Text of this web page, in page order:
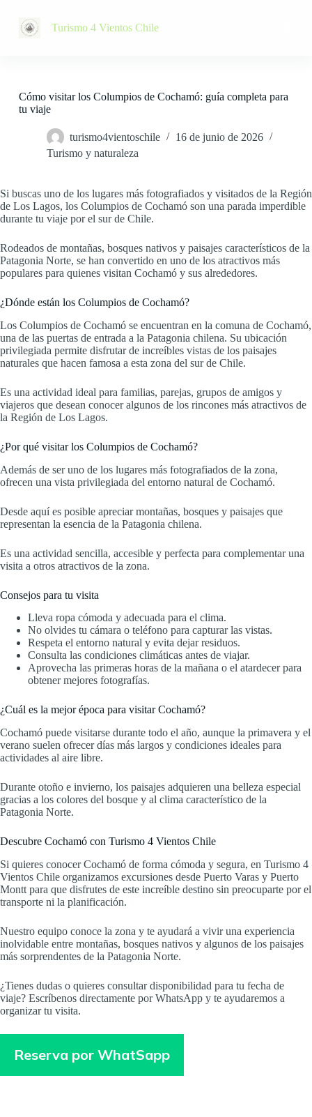
d
o
Turismo 4 Vientos Chile
Cómo visitar los Columpios de Cochamó: guía completa para
tu viaje
turismo4vientoschile
16 de junio de 2026
Turismo y naturaleza
Si buscas uno de los lugares más fotografiados y visitados de la Región
de Los Lagos, los Columpios de Cochamó son una parada imperdible
durante tu viaje por el sur de Chile.
Rodeados de montañas, bosques nativos y paisajes característicos de la
Patagonia Norte, se han convertido en uno de los atractivos más
populares para quienes visitan Cochamó y sus alrededores.
¿Dónde están los Columpios de Cochamó?
Los Columpios de Cochamó se encuentran en la comuna de Cochamó,
una de las puertas de entrada a la Patagonia chilena. Su ubicación
privilegiada permite disfrutar de increíbles vistas de los paisajes
naturales que hacen famosa a esta zona del sur de Chile.
Es una actividad ideal para familias, parejas, grupos de amigos y
viajeros que desean conocer algunos de los rincones más atractivos de
la Región de Los Lagos.
¿Por qué visitar los Columpios de Cochamó?
Además de ser uno de los lugares más fotografiados de la zona,
ofrecen una vista privilegiada del entorno natural de Cochamó.
Desde aquí es posible apreciar montañas, bosques y paisajes que
representan la esencia de la Patagonia chilena.
Es una actividad sencilla, accesible y perfecta para complementar una
visita a otros atractivos de la zona.
Consejos para tu visita
Lleva ropa cómoda y adecuada para el clima.
No olvides tu cámara o teléfono para capturar las vistas.
Respeta el entorno natural y evita dejar residuos.
Consulta las condiciones climáticas antes de viajar.
Aprovecha las primeras horas de la mañana o el atardecer para
obtener mejores fotografías.
¿Cuál es la mejor época para visitar Cochamó?
Cochamó puede visitarse durante todo el año, aunque la primavera y el
verano suelen ofrecer días más largos y condiciones ideales para
actividades al aire libre.
Durante otoño e invierno, los paisajes adquieren una belleza especial
gracias a los colores del bosque y al clima característico de la
Patagonia Norte.
Descubre Cochamó con Turismo 4 Vientos Chile
Si quieres conocer Cochamó de forma cómoda y segura, en Turismo 4
Vientos Chile organizamos excursiones desde Puerto Varas y Puerto
Montt para que disfrutes de este increíble destino sin preocuparte por el
transporte ni la planificación.
Nuestro equipo conoce la zona y te ayudará a vivir una experiencia
inolvidable entre montañas, bosques nativos y algunos de los paisajes
más sorprendentes de la Patagonia Norte.
¿Tienes dudas o quieres consultar disponibilidad para tu fecha de
viaje? Escríbenos directamente por WhatsApp y te ayudaremos a
organizar tu visita.
Reserva por WhatSapp